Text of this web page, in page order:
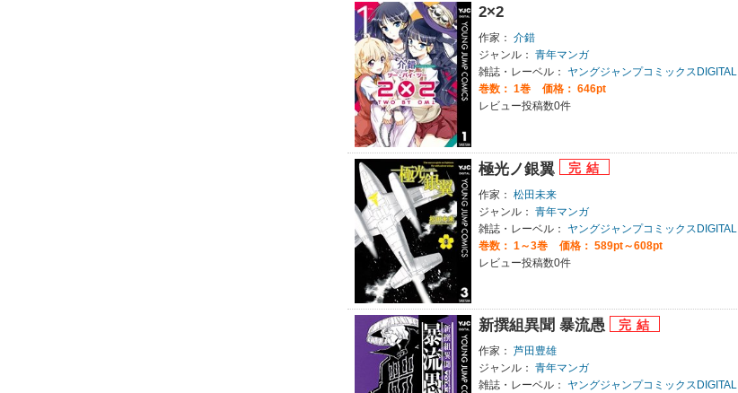
2×2
作家： 介錯
ジャンル： 青年マンガ
雑誌・レーベル：
ヤングジャンプコミックスDIGITAL
巻数： 1巻
価格： 646pt
レビュー投稿数0件
極光ノ銀翼
作家： 松田未来
ジャンル： 青年マンガ
雑誌・レーベル：
ヤングジャンプコミックスDIGITAL
巻数： 1～3巻
価格： 589pt～608pt
レビュー投稿数0件
新撰組異聞 暴流愚
作家： 芦田豊雄
ジャンル： 青年マンガ
雑誌・レーベル：
ヤングジャンプコミックスDIGITAL